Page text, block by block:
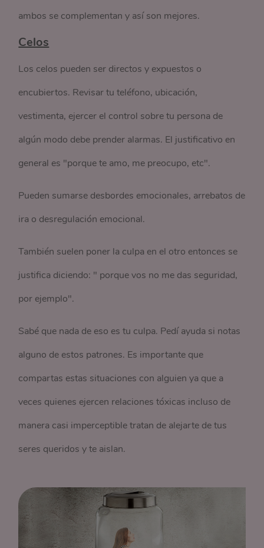
ambos se complementan y así son mejores.
Celos
Los celos pueden ser directos y expuestos o
encubiertos. Revisar tu teléfono, ubicación,
vestimenta, ejercer el control sobre tu persona de
algún modo debe prender alarmas. El justificativo en
general es "porque te amo, me preocupo, etc".
Pueden sumarse desbordes emocionales, arrebatos de
ira o desregulación emocional.
También suelen poner la culpa en el otro entonces se
justifica diciendo: " porque vos no me das seguridad,
por ejemplo".
Sabé que nada de eso es tu culpa. Pedí ayuda si notas
alguno de estos patrones. Es importante que
compartas estas situaciones con alguien ya que a
veces quienes ejercen relaciones tóxicas incluso de
manera casi imperceptible tratan de alejarte de tus
seres queridos y te aislan.